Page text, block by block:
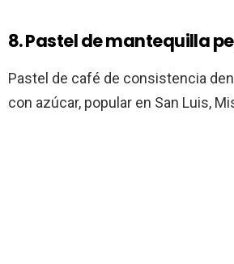
8. Pastel de mantequilla
Pastel de café de consistencia
con azúcar, popular en San Luis,